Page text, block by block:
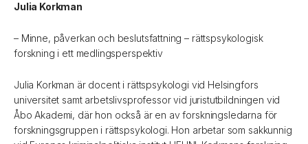
Julia Korkman
– Minne, påverkan och beslutsfattning – rättspsykologisk
forskning i ett medlingsperspektiv
Julia Korkman är docent i rättspsykologi vid Helsingfors
universitet samt arbetslivsprofessor vid juristutbildningen vid
Åbo Akademi, där hon också är en av forskningsledarna för
forskningsgruppen i rättspsykologi. Hon arbetar som sakkunnig